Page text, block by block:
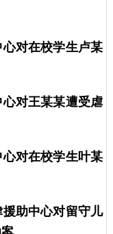
对在校学生卢某
对王某某遭受虐
对在校学生叶某
助中心对留守儿